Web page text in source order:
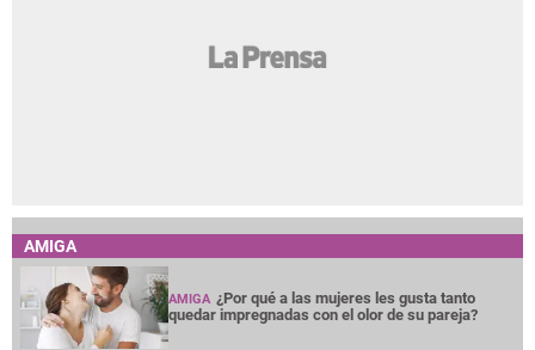
AMIGA
AMIGA ¿Por qué a las mujeres les gusta tanto
quedar impregnadas con el olor de su pareja?